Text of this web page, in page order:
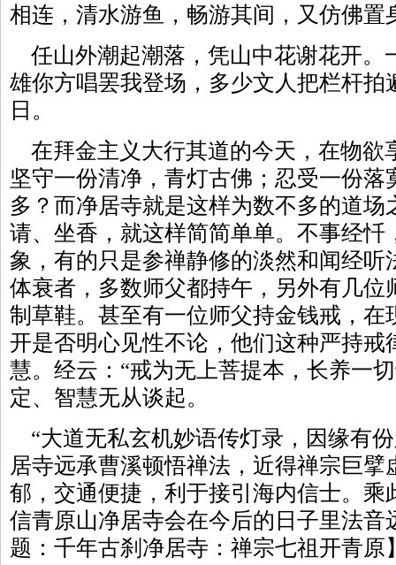
相连，清水游鱼，畅游其间，又仿佛置
任山外潮起潮落，凭山中花谢花开。
雄你方唱罢我登场，多少文人把栏杆拍
日。
在拜金主义大行其道的今天，在物欲
坚守一份清净，青灯古佛；忍受一份落
多？而净居寺就是这样为数不多的道场
请、坐香，就这样简简单单。不事经忏
象，有的只是参禅静修的淡然和闻经听
体衰者，多数师父都持午，另外有几位
制草鞋。甚至有一位师父持金钱戒，在
开是否明心见性不论，他们这种严持戒
慧。经云：“戒为无上菩提本，长养一
定、智慧无从谈起。
“大道无私玄机妙语传灯录，因缘有
居寺远承曹溪顿悟禅法，近得禅宗巨擘
郁，交通便捷，利于接引海内信士。乘
信青原山净居寺会在今后的日子里法音
题：千年古刹净居寺：禅宗七祖开青原